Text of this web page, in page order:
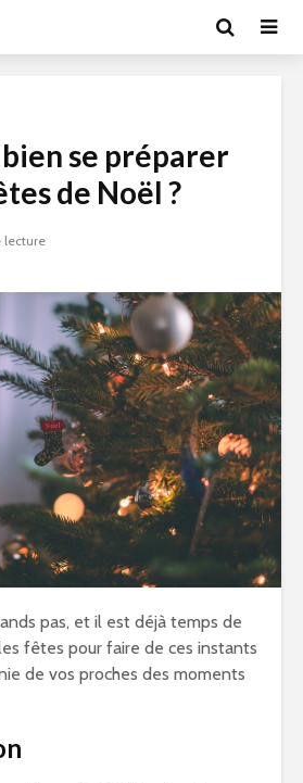
se préparer
de Noël ?
lecture
pas, et il est déjà temps de
fêtes pour faire de ces instants
de vos proches des moments